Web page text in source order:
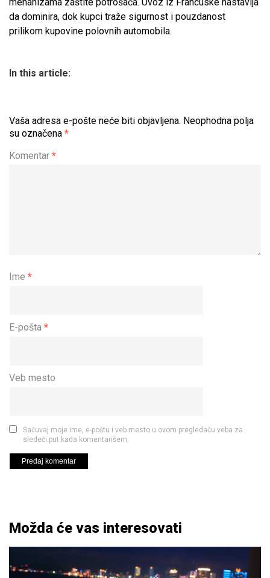
mehanizama zaštite potrošača. Uvoz iz Francuske nastavlja
da dominira, dok kupci traže sigurnost i pouzdanost
prilikom kupovine polovnih automobila.
In this article:
Vaša adresa e-pošte neće biti objavljena. Neophodna polja
su označena *
Komentar *
Ime *
E-pošta *
Veb mesto
Sačuvaj moje ime, e-poštu i veb mesto u ovom pregledaču veba za
sledeći put kada komentarišem.
Možda će vas interesovati